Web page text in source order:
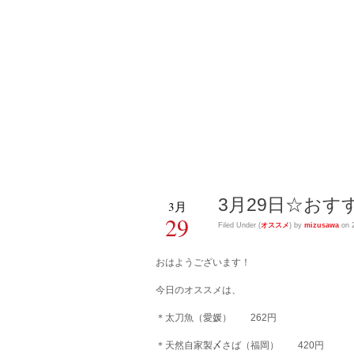
3月
29
3月29日☆おす
Filed Under (オススメ) by mizusawa on
おはようございます！
今日のオススメは、
＊太刀魚（愛媛） 262円
＊天然自家製〆さば（福岡） 420円